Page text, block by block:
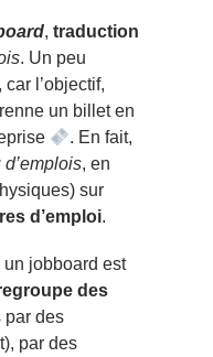
, traduction
. Un peu
l’objectif,
un billet en
. En fait,
, en
sur
d’emploi.
jobboard est
des
par des
par des